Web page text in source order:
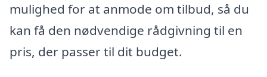
mulighed for at anmode om tilbud, så du
kan få den nødvendige rådgivning til en
pris, der passer til dit budget.